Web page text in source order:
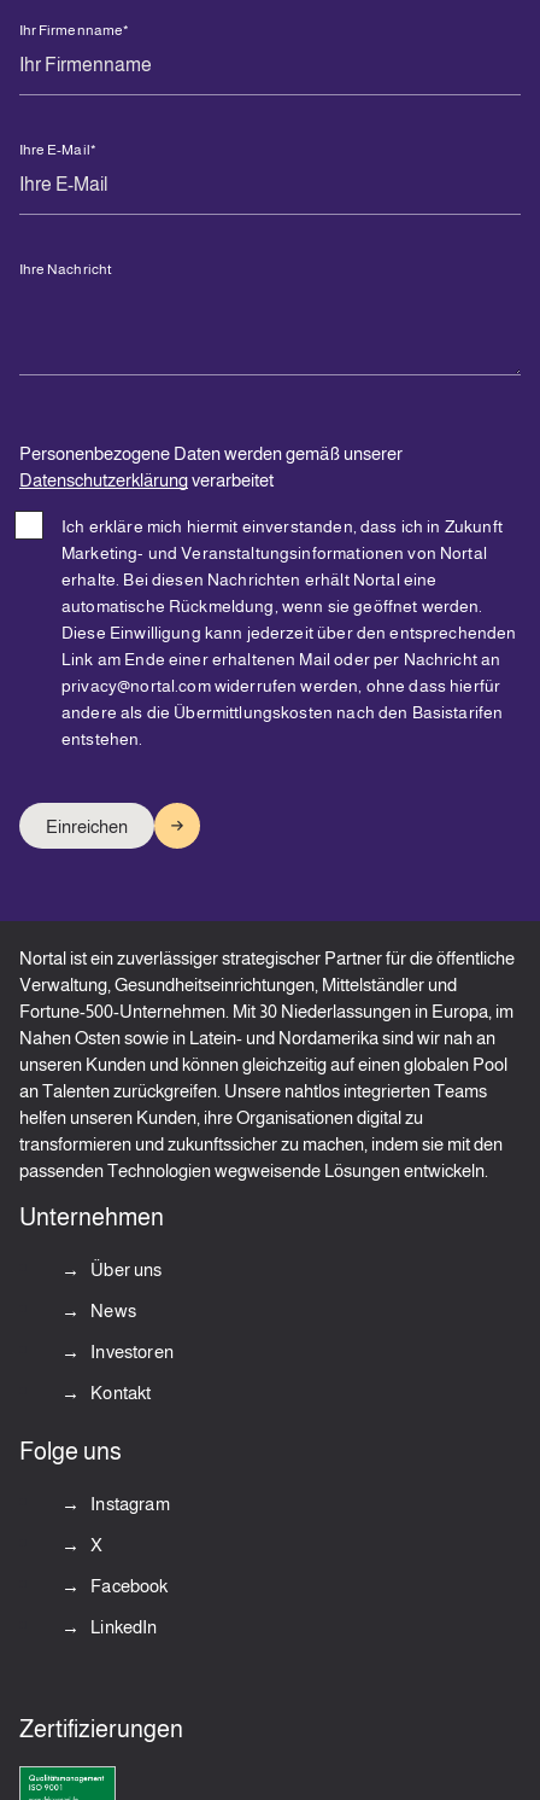
Ihr Firmenname*
Ihre E-Mail*
Ihre Nachricht
Personenbezogene Daten werden gemäß unserer
Datenschutzerklärungverarbeitet
Ich erkläre mich hiermit einverstanden, dass ich in Zukunft
Marketing- und Veranstaltungsinformationen von Nortal
erhalte. Bei diesen Nachrichten erhält Nortal eine
automatische Rückmeldung, wenn sie geöffnet werden.
Diese Einwilligung kann jederzeit über den entsprechenden
Link am Ende einer erhaltenen Mail oder per Nachricht an
privacy@nortal.com widerrufen werden, ohne dass hierfür
andere als die Übermittlungskosten nach den Basistarifen
entstehen.
Nortal ist ein zuverlässiger strategischer Partner für die öffentliche
Verwaltung, Gesundheitseinrichtungen, Mittelständler und
Fortune-500-Unternehmen. Mit 30 Niederlassungen in Europa, im
Nahen Osten sowie in Latein- und Nordamerika sind wir nah an
unseren Kunden und können gleichzeitig auf einen globalen Pool
an Talenten zurückgreifen. Unsere nahtlos integrierten Teams
helfen unseren Kunden, ihre Organisationen digital zu
transformieren und zukunftssicher zu machen, indem sie mit den
passenden Technologien wegweisende Lösungen entwickeln.
Unternehmen
Über uns
News
Investoren
Kontakt
Folge uns
Instagram
X
Facebook
LinkedIn
Zertifizierungen